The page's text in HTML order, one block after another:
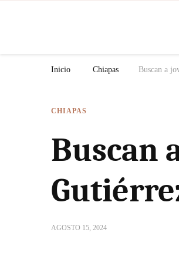
Inicio Chiapas Buscan a
CHIAPAS
Buscan
AGOSTO 15, 2024